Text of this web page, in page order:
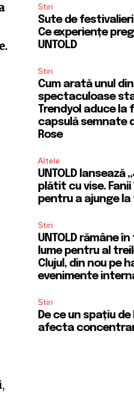
Stiri
Sute de
Ce experiențe
UNTOLD
Stiri
Cum arată unul
spectaculoase
Trendyol aduce
capsulă semnate
Rose
Altele
UNTOLD lansează
plătit cu vise.
pentru a ajunge la
Stiri
UNTOLD rămâne
lume pentru al
Clujul, din nou pe
evenimente
Stiri
De ce un spațiu
afecta